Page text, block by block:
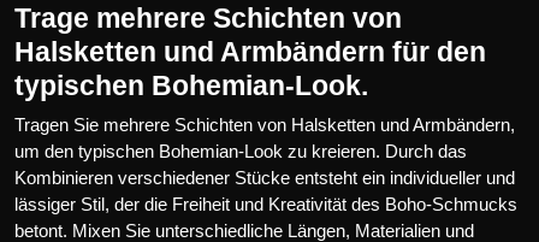
Trage mehrere Schichten von
Halsketten und Armbändern für den
typischen Bohemian-Look.
Tragen Sie mehrere Schichten von Halsketten und Armbändern,
um den typischen Bohemian-Look zu kreieren. Durch das
Kombinieren verschiedener Stücke entsteht ein individueller und
lässiger Stil, der die Freiheit und Kreativität des Boho-Schmucks
betont. Mixen Sie unterschiedliche Längen, Materialien und